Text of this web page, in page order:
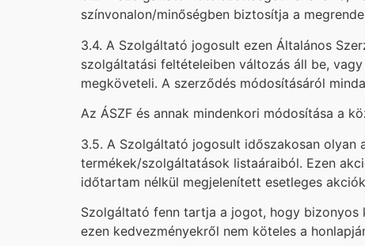
színvonalon/minőségben biztosítja a
3.4. A Szolgáltató jogosult ezen Általános
szolgáltatási feltételeiben változás áll be,
megköveteli. A szerződés módosításáról
Az ÁSZF és annak mindenkori módosítása a
3.5. A Szolgáltató jogosult időszakosan
termékek/szolgáltatások listaáraiból. Ezen
időtartam nélkül megjelenített esetleges
Szolgáltató fenn tartja a jogot, hogy
ezen kedvezményekről nem köteles a